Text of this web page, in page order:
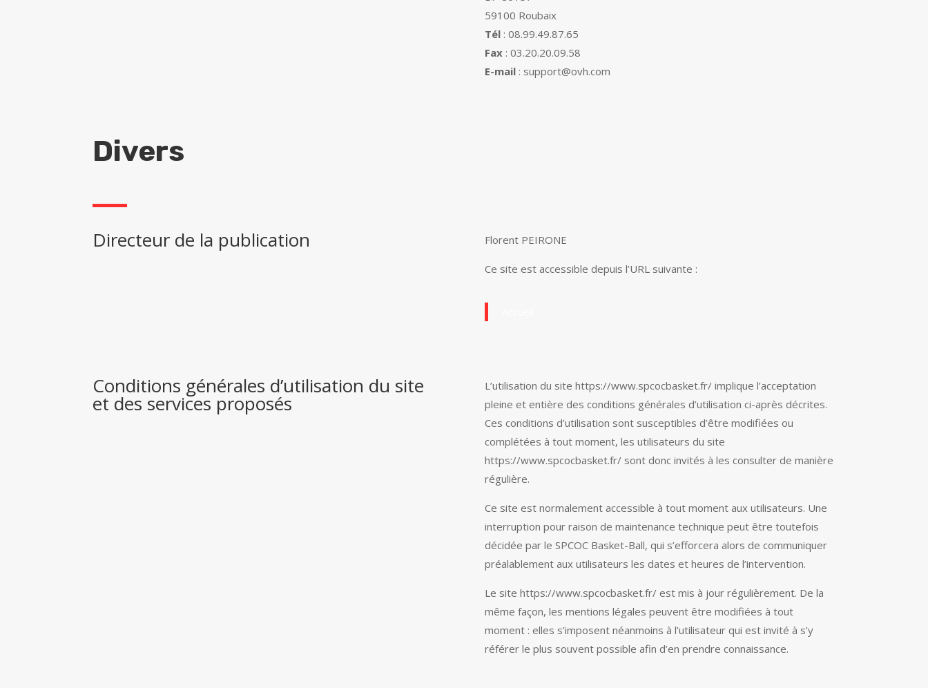
59100 Roubaix
Tél : 08.99.49.87.65
Fax : 03.20.20.09.58
E-mail : support@ovh.com
Divers
Directeur de la publication Florent PEIRONE
Ce site est accessible depuis l’URL suivante :
Conditions générales d’utilisation du site
et des services proposés
L’utilisation du site https://www.spcocbasket.fr/ implique l’acceptation
pleine et entière des conditions générales d’utilisation ci-après décrites.
Ces conditions d’utilisation sont susceptibles d’être modifiées ou
complétées à tout moment, les utilisateurs du site
https://www.spcocbasket.fr/ sont donc invités à les consulter de manière
régulière.
Ce site est normalement accessible à tout moment aux utilisateurs. Une
interruption pour raison de maintenance technique peut être toutefois
décidée par le SPCOC Basket-Ball, qui s’efforcera alors de communiquer
préalablement aux utilisateurs les dates et heures de l’intervention.
Le site https://www.spcocbasket.fr/ est mis à jour régulièrement. De la
même façon, les mentions légales peuvent être modifiées à tout
moment : elles s’imposent néanmoins à l’utilisateur qui est invité à s’y
référer le plus souvent possible afin d’en prendre connaissance.